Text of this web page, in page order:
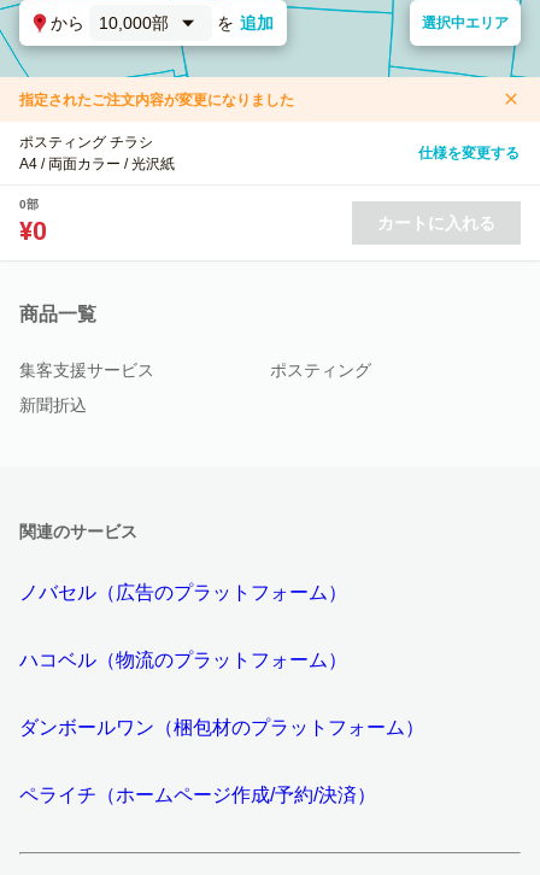
から 10,000部 を 追加 選択中エリア
指定されたご注文内容が変更になりました
ポスティング チラシ
A4 / 両面カラー / 光沢紙
仕様を変更する
0部
¥0 カートに入れる
商品一覧
集客支援サービス
ポスティング
新聞折込
関連のサービス
ノバセル（広告のプラットフォーム）
ハコベル（物流のプラットフォーム）
ダンボールワン（梱包材のプラットフォーム）
ペライチ（ホームページ作成/予約/決済）